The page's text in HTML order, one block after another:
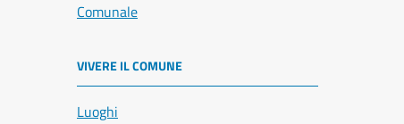
Comunale
VIVERE IL COMUNE
Luoghi